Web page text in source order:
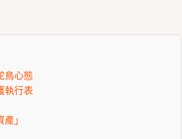
鳥心態
執行表
」